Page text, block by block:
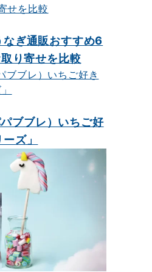
ぎ通販おすすめ6
り寄せを比較
ブブレ）いちご好
ズ」